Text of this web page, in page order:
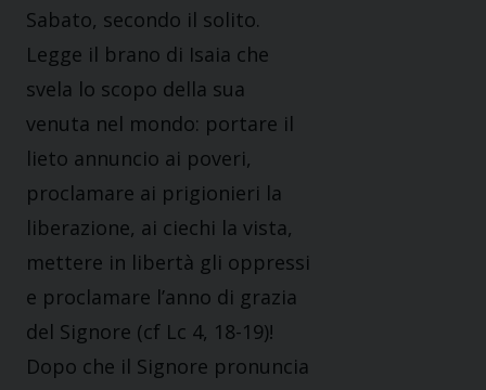
Sabato, secondo il solito.
Legge il brano di Isaia che
svela lo scopo della sua
venuta nel mondo: portare il
lieto annuncio ai poveri,
proclamare ai prigionieri la
liberazione, ai ciechi la vista,
mettere in libertà gli oppressi
e proclamare l’anno di grazia
del Signore (cf Lc 4, 18-19)!
Dopo che il Signore pronuncia